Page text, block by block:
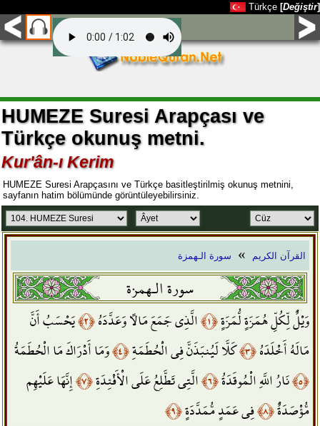
Türkçe [Değiştir]
HUMEZE Suresi Arapçası ve
Türkçe okunuş metni.
Kur'ân-ı Kerim
HUMEZE Suresi Arapçasını ve Türkçe basitleştirilmiş okunuş metnini,
sayfanın hatim bölümünde görüntüleyebilirsiniz.
القرآن الكريم » سورة الـهمزة
سورة الـهمزة
وَيْلٌ لِّكُلِّ هُمَزَةٍ لُّمَزَةٍ﴿١﴾ الَّذِي جَمَعَ مَالًا وَعَدَّدَهُ﴿٢﴾ يَحْسَبُ أَنَّ
مَالَهُ أَخْلَدَهُ﴿٣﴾ كَلَّا لَيُنبَذَنَّ فِي الْحُطَمَةِ﴿٤﴾ وَمَا أَدْرَاكَ مَا الْحُطَمَةُ
﴿٥﴾ نَارُ اللَّهِ الْمُوقَدَةُ﴿٦﴾ الَّتِي تَطَّلِعُ عَلَى الْأَفْئِدَةِ﴿٧﴾ إِنَّهَا عَلَيْهِم
مُّؤْصَدَةٌ﴿٨﴾ فِي عَمَدٍ مُّمَدَّدَةٍ﴿٩﴾